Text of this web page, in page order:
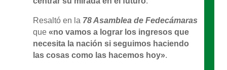
Resaltó en la 78 Asamblea de Fedecámaras
que «no vamos a lograr los ingresos que
necesita la nación si seguimos haciendo
las cosas como las hacemos hoy».